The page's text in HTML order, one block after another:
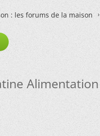
: les forums de la maison
Alimentation